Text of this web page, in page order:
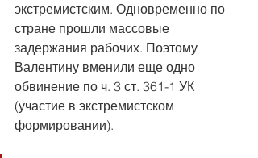
экстремистским. Одновременно по
стране прошли массовые
задержания рабочих. Поэтому
Валентину вменили еще одно
обвинение по ч. 3 ст. 361-1 УК
(участие в экстремистском
формировании).